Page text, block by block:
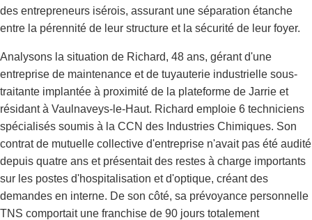
des entrepreneurs isérois, assurant une séparation étanche
entre la pérennité de leur structure et la sécurité de leur foyer.
Analysons la situation de Richard, 48 ans, gérant d'une
entreprise de maintenance et de tuyauterie industrielle sous-
traitante implantée à proximité de la plateforme de Jarrie et
résidant à Vaulnaveys-le-Haut. Richard emploie 6 techniciens
spécialisés soumis à la CCN des Industries Chimiques. Son
contrat de mutuelle collective d'entreprise n'avait pas été audité
depuis quatre ans et présentait des restes à charge importants
sur les postes d'hospitalisation et d'optique, créant des
demandes en interne. De son côté, sa prévoyance personnelle
TNS comportait une franchise de 90 jours totalement